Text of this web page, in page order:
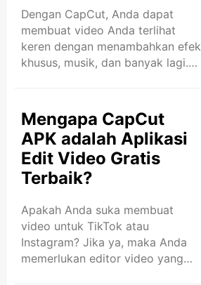
digunakan siapa pun. Apakah
CapCut Lebih Baik Daripada
Aplikasi Edit Video Lainnya? Ada
banyak aplikasi edit video di luar
sana. Beberapa sederhana, dan ..
Dengan CapCut, Anda dapat
membuat video Anda terlihat
keren dengan menambahkan efek
khusus, musik, dan banyak lagi.
video Anda lebih seru. Jika Anda
membuat TikTok atau sekadar
mengedit video rumahan, CapCut
adalah alat yang hebat. Alat ini
membantu Anda mengedit video
Sekarang, mari kita bahas
tentang cara menambahkan teks
dan stiker ke video Anda.
Langkah-langkah ini sangat
Mengapa CapCut
APK adalah Aplikasi
Edit Video Gratis
Terbaik?
Apakah Anda suka membuat
video untuk TikTok atau
Instagram? Jika ya, maka Anda
memerlukan editor video yang